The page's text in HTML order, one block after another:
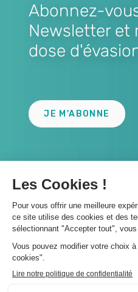
Abonnez-
Newsletter et
dose
JE M'ABONNE
A propos 👇